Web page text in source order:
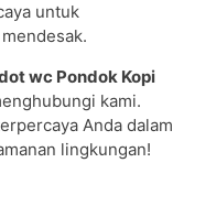
untuk
wc Pondok Kopi
kami.
Anda dalam
lingkungan!